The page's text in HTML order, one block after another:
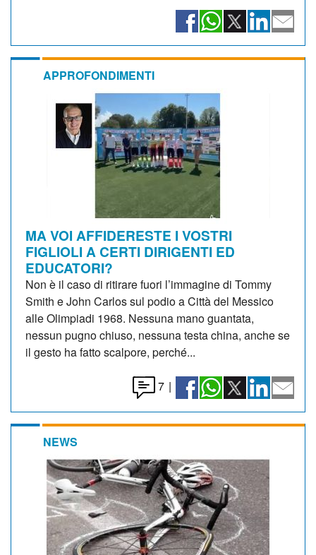
APPROFONDIMENTI
MA VOI AFFIDERESTE I VOSTRI
FIGLIOLI A CERTI DIRIGENTI ED
EDUCATORI?
Non è il caso di ritirare fuori l’immagine di Tommy
Smith e John Carlos sul podio a Città del Messico
alle Olimpiadi 1968. Nessuna mano guantata,
nessun pugno chiuso, nessuna testa china, anche se
il gesto ha fatto scalpore, perché...
7 |
NEWS